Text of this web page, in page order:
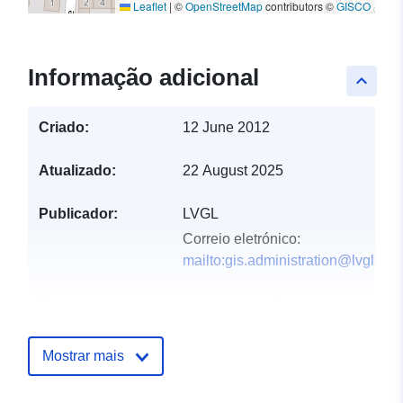
Leaflet | ©OpenStreetMapcontributors ©GISCO
keyboard_arrow_up
Informação adicional
Criado: 12 June 2012
Atualizado: 22 August 2025
Publicador:
LVGL
Correio eletrónico:
Mostrar mais